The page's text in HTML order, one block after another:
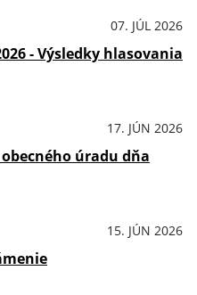
07. JÚL 2026
- Výsledky hlasovania
17. JÚN 2026
úradu dňa
15. JÚN 2026